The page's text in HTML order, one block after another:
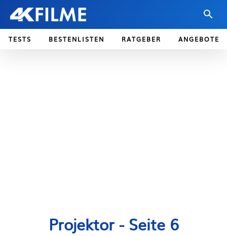
TESTS BESTENLISTEN RATGEBER ANGEBOTE
Projektor- Seite 6